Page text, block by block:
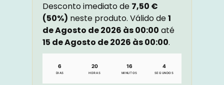
Desconto imediato de 7,50 €
(50%) neste produto. Válido de1
de Agosto de 2026 às 00:00 até
15 de Agosto de 2026 às 00:00.
6
DIAS
20
HORAS
16
MINUTOS
3
SEGUNDOS